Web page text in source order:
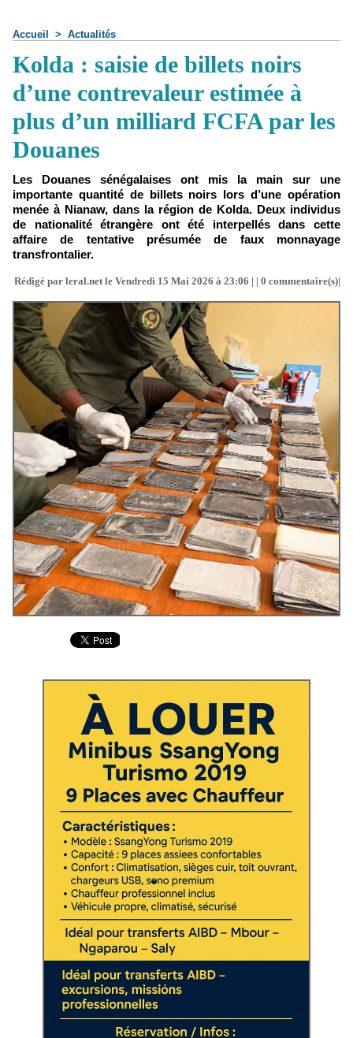
Accueil > Actualités
Kolda : saisie de billets noirs
d’une contrevaleur estimée à
plus d’un milliard FCFA par les
Douanes
Les Douanes sénégalaises ont mis la main sur une
importante quantité de billets noirs lors d’une opération
menée à Nianaw, dans la région de Kolda. Deux individus
de nationalité étrangère ont été interpellés dans cette
affaire de tentative présumée de faux monnayage
transfrontalier.
Rédigé par leral.net le Vendredi 15 Mai 2026 à 23:06 | | 0 commentaire(s)|